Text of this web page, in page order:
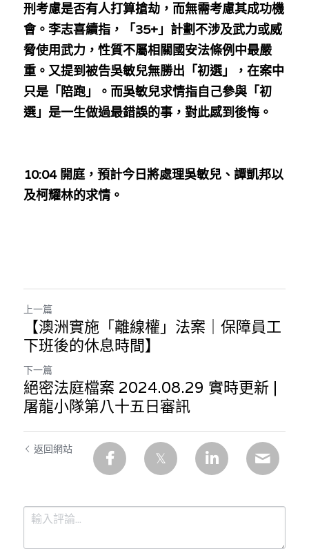
刑考慮是否有人打算搶劫，而無需考慮其成功機
會。李志喜續指，「35+」計劃不涉及武力或威
脅使用武力，性質不屬相關國安法條例中最嚴
重。又提到被告吳敏兒無勝出「初選」，在案中
只是「陪跑」。而吳敏兒求情指自己參與「初
選」是一生做過最錯誤的事，對此感到後悔。
10:04 開庭，預計今日將處理吳敏兒、譚凱邦以
及柯耀林的求情。
上一篇
【澳洲實施「離線權」法案｜保障員工
下班後的休息時間】
下一篇
絕密法庭檔案 2024.08.29 實時更新 |
屠龍小隊第八十五日審訊
返回網站